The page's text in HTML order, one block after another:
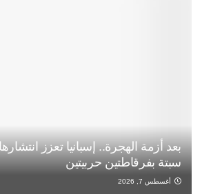
بعد أزمة الهجرة.. إسبانيا تعزز
سبتة بفرقاطتين حربيتين
أغسطس 7, 2026